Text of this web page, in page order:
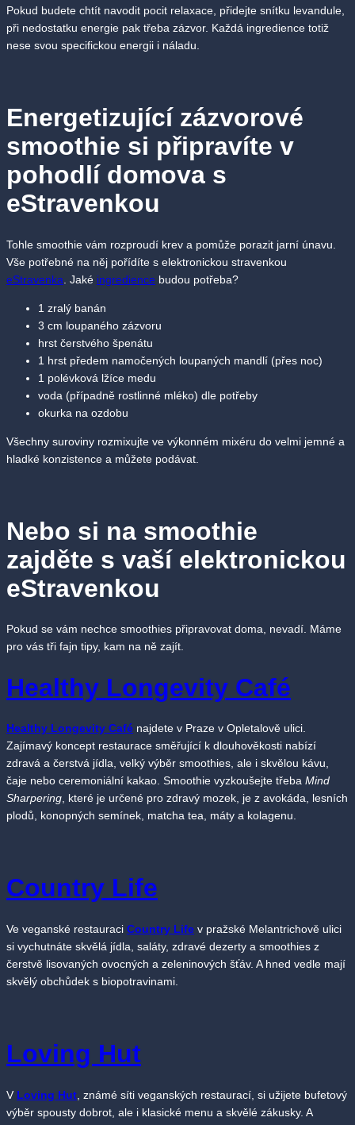
Pokud budete chtít navodit pocit relaxace, přidejte snítku levandule,
při nedostatku energie pak třeba zázvor. Každá ingredience totiž
nese svou specifickou energii i náladu.
Energetizující zázvorové
smoothie si připravíte v
pohodlí domova s
eStravenkou
Tohle smoothie vám rozproudí krev a pomůže porazit jarní únavu.
Vše potřebné na něj pořídíte s elektronickou stravenkou
eStravenka . Jaké ingredience budou potřeba?
1 zralý banán
3 cm loupaného zázvoru
hrst čerstvého špenátu
1 hrst předem namočených loupaných mandlí (přes noc)
1 polévková lžíce medu
voda (případně rostlinné mléko) dle potřeby
okurka na ozdobu
Všechny suroviny rozmixujte ve výkonném mixéru do velmi jemné a
hladké konzistence a můžete podávat.
Nebo si na smoothie
zajděte s vaší elektronickou
eStravenkou
Pokud se vám nechce smoothies připravovat doma, nevadí. Máme
pro vás tři fajn tipy, kam na ně zajít.
Healthy Longevity Café
Healthy Longevity Café najdete v Praze v Opletalově ulici.
Zajímavý koncept restaurace směřující k dlouhověkosti nabízí
zdravá a čerstvá jídla, velký výběr smoothies, ale i skvělou kávu,
čaje nebo ceremoniální kakao. Smoothie vyzkoušejte třeba Mind
Sharpering , které je určené pro zdravý mozek, je z avokáda, lesních
plodů, konopných semínek, matcha tea, máty a kolagenu.
Country Life
Ve veganské restauraci Country Life v pražské Melantrichově ulici
si vychutnáte skvělá jídla, saláty, zdravé dezerty a smoothies z
čerstvě lisovaných ovocných a zeleninových šťáv. A hned vedle mají
skvělý obchůdek s biopotravinami.
Loving Hut
V Loving Hut , známé síti veganských restaurací, si užijete bufetový
výběr spousty dobrot, ale i klasické menu a skvělé zákusky. A